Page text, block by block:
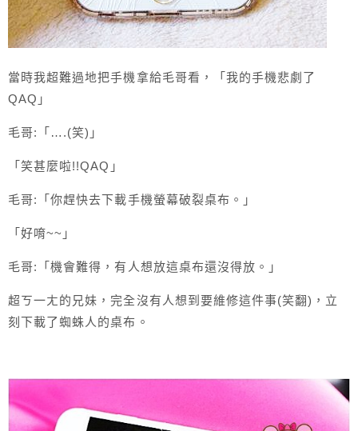
當時我超難過地把手機拿給毛哥看，「我的手機悲劇了
QAQ」
毛哥:「….(笑)」
「笑甚麼啦!!QAQ」
毛哥:「你趕快去下載手機螢幕破裂桌布。」
「好唷~~」
毛哥:「機會難得，有人想放這桌布還沒得放。」
超ㄎ一ㄤ的兄妹，完全沒有人想到要維修這件事(笑翻)，立
刻下載了蜘蛛人的桌布。